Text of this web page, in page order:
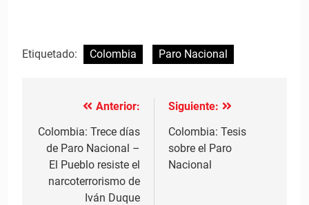
Etiquetado: Colombia Paro Nacional
Navegación
de
entradas
Anterior:
Colombia: Trece días
de Paro Nacional –
El Pueblo resiste el
narcoterrorismo de
Iván Duque
Siguiente:
Colombia: Tesis
sobre el Paro
Nacional